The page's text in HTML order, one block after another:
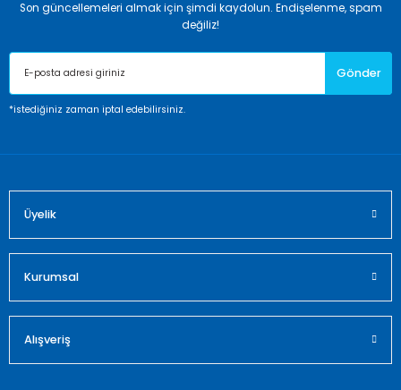
Ürün resmi kalitesiz, bozuk veya görüntülenemiyor.
Ürün açıklamasında eksik bilgiler bulunuyor.
Ürün bilgilerinde hatalar bulunuyor.
Ürün fiyatı diğer sitelerden daha pahalı.
Son güncellemeleri almak için şimdi kaydolun. Endişelenme, spam
değiliz!
Gönder
*istediğiniz zaman iptal edebilirsiniz.
Üyelik
Kurumsal
Alışveriş